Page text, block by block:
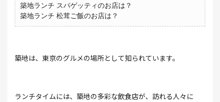
築地ランチ スパゲッティのお店は？
築地ランチ 松茸ご飯のお店は？
築地は、東京のグルメの場所として知られています。
ランチタイムには、築地の多彩な飲食店が、訪れる人々に